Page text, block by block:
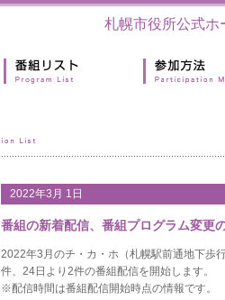
札幌市役所公式ホ
2022年3月 1日
番組の新着配信、番組プログラム変更
2022年3月のチ・カ・ホ（札幌駅前通地下歩
件、24日より2件の番組配信を開始します。
※配信時間は番組配信開始時点の情報です。